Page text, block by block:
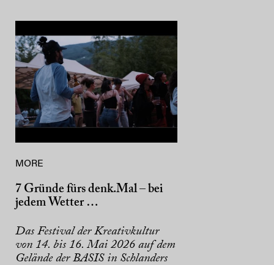
MORE
7 Gründe fürs denk.Mal – bei
jedem Wetter …
Das Festival der Kreativkultur
von 14. bis 16. Mai 2026 auf dem
Gelände der BASIS in Schlanders